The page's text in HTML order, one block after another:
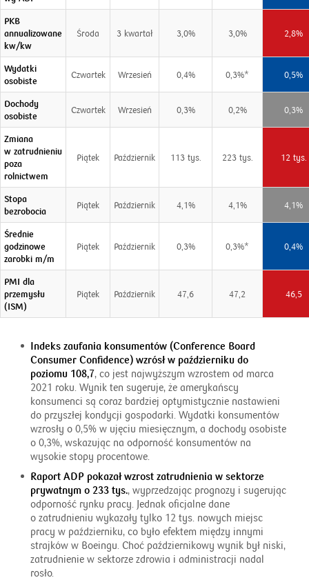
PKB
annualizowane
kw/kw
Środa 3 kwartał 3,0% 3,0% 2,8%
Wydatki
osobiste
Czwartek Wrzesień 0,4% 0,3%* 0,5%
Dochody
osobiste
Czwartek Wrzesień 0,3% 0,2% 0,3%
Zmiana
w zatrudnieniu
poza
rolnictwem
Piątek Październik 113 tys. 223 tys. 12 tys.
Stopa
bezrobocia
Piątek Październik 4,1% 4,1% 4,1%
Średnie
godzinowe
zarobki m/m
Piątek Październik 0,3% 0,3%* 0,4%
PMI dla
przemysłu
(ISM)
Piątek Październik 47,6 47,2 46,5
Indeks zaufania konsumentów (Conference Board
Consumer Confidence) wzrósł w październiku do
poziomu 108,7, co jest najwyższym wzrostem od marca
2021 roku. Wynik ten sugeruje, że amerykańscy
konsumenci są coraz bardziej optymistycznie nastawieni
do przyszłej kondycji gospodarki. Wydatki konsumentów
wzrosły o 0,5% w ujęciu miesięcznym, a dochody osobiste
o 0,3%, wskazując na odporność konsumentów na
wysokie stopy procentowe.
Raport ADP pokazał wzrost zatrudnienia w sektorze
prywatnym o 233 tys., wyprzedzając prognozy i sugerując
odporność rynku pracy. Jednak oficjalne dane
o zatrudnieniu wykazały tylko 12 tys. nowych miejsc
pracy w październiku, co było efektem między innymi
strajków w Boeingu. Choć październikowy wynik był niski,
zatrudnienie w sektorze zdrowia i administracji nadal
rosło.